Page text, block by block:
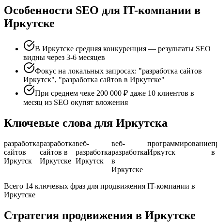
Особенности SEO для IT-компании в
Иркутске
В Иркутске средняя конкуренция — результаты SEO
видны через 3-6 месяцев
Фокус на локальных запросах: "разработка сайтов
Иркутск", "разработка сайтов в Иркутске"
При среднем чеке 200 000 ₽ даже 10 клиентов в
месяц из SEO окупят вложения
Ключевые слова для Иркутска
разработка
сайтов
Иркутск
разработка
сайтов в
Иркутске
веб-
разработка
Иркутск
веб-
разработка
в
Иркутске
программирование
Иркутск
в
Всего 14 ключевых фраз для продвижения IT-компании в
Иркутске
Стратегия продвижения в Иркутске